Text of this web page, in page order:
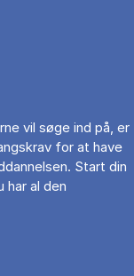
vil søge ind på, er
for at have
Start din
har al den